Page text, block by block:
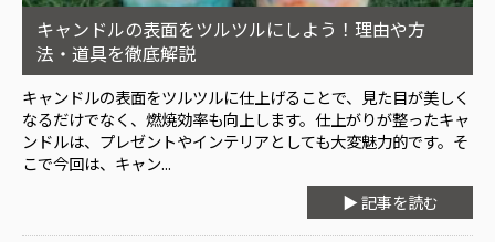
キャンドルの表面をツルツルにしよう！理由や方
法・道具を徹底解説
キャンドルの表面をツルツルに仕上げることで、見た目が美しく
なるだけでなく、燃焼効率も向上します。仕上がりが整ったキャ
ンドルは、プレゼントやインテリアとしても大変魅力的です。そ
こで今回は、キャン...
▶ 記事を読む